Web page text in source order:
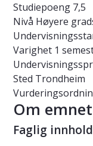
Studiepoeng 7,5
Nivå Høyere
Varighet 1
Sted Trondheim
Om emnet
Faglig innhold